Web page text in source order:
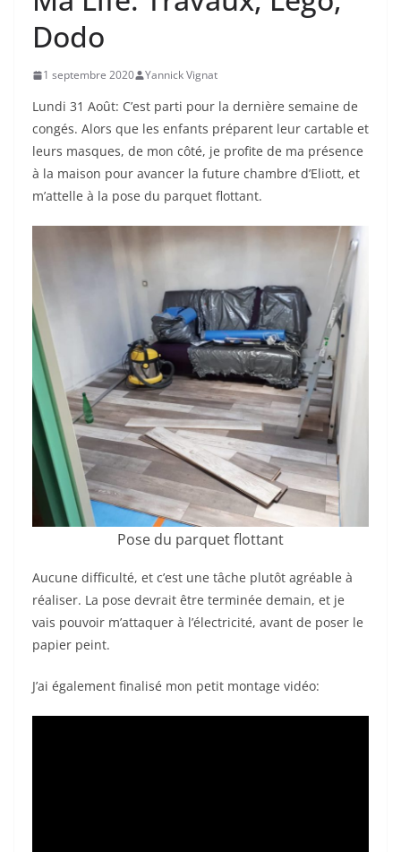
Dodo
1 septembre 2020 Yannick Vignat
Lundi 31 Août: C’est parti pour la dernière semaine de
congés. Alors que les enfants préparent leur cartable et
leurs masques, de mon côté, je profite de ma présence
à la maison pour avancer la future chambre d’Eliott, et
m’attelle à la pose du parquet flottant.
Pose du parquet flottant
Aucune difficulté, et c’est une tâche plutôt agréable à
réaliser. La pose devrait être terminée demain, et je
vais pouvoir m’attaquer à l’électricité, avant de poser le
papier peint.
J’ai également finalisé mon petit montage vidéo: